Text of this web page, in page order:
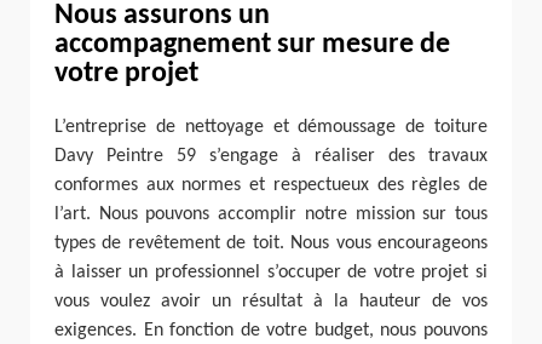
Nous assurons un
accompagnement sur mesure de
votre projet
L’entreprise de nettoyage et démoussage de toiture
Davy Peintre 59 s’engage à réaliser des travaux
conformes aux normes et respectueux des règles de
l’art. Nous pouvons accomplir notre mission sur tous
types de revêtement de toit. Nous vous encourageons
à laisser un professionnel s’occuper de votre projet si
vous voulez avoir un résultat à la hauteur de vos
exigences. En fonction de votre budget, nous pouvons